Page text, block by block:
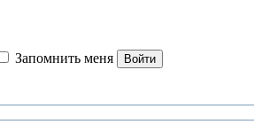
Запомнить меня
Войти